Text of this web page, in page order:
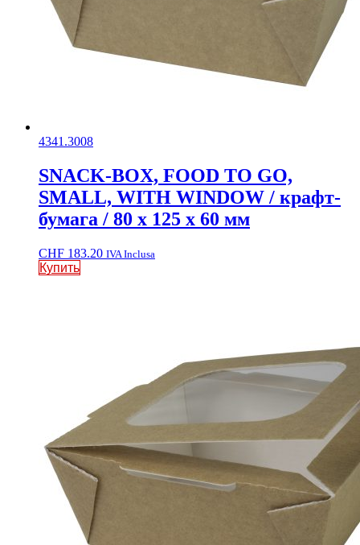
4341.3008
SNACK-BOX, FOOD TO GO,
SMALL, WITH WINDOW / крафт-
бумага / 80 x 125 x 60 мм
CHF 183.20 IVA Inclusa
Купить